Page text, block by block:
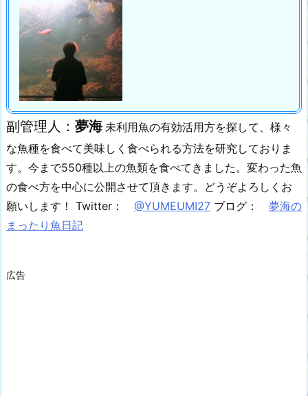
副管理人： 夢海 未利用魚の有効活用方を探して、様々
な魚種を食べて美味しく食べられる方法を研究しておりま
す。 今まで550種以上の魚類を食べてきました。 変わった魚
の食べ方を中心に公開させて頂きます。 どうぞよろしくお
願いします！ Twitter： @YUMEUMI27 ブログ： 夢海の
まったり魚日記
広告